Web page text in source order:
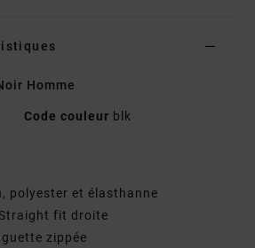
Homme
Code couleur blk
polyester et élasthanne
fit droite
zippée